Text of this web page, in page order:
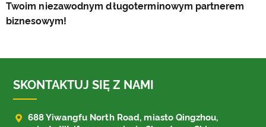
Twoim niezawodnym długoterminowym partnerem
biznesowym!
SKONTAKTUJ SIĘ Z NAMI
 688 Yiwangfu North Road, miasto Qingzhou,